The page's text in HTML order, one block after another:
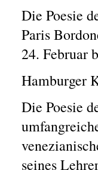
Die Poesie
Paris
24. Februar
Hamburger
Die Poesie
seines